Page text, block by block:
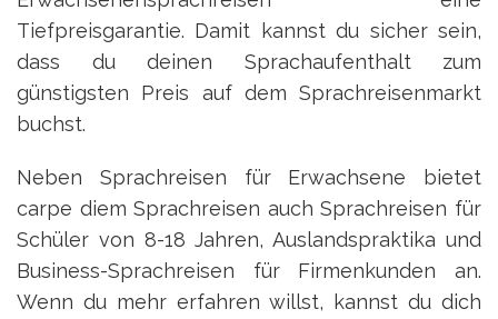
Tiefpreisgarantie. Damit kannst du sicher sein,
dass du deinen Sprachaufenthalt zum
günstigsten Preis auf dem Sprachreisenmarkt
buchst.
Neben Sprachreisen für Erwachsene bietet
carpe diem Sprachreisen auch Sprachreisen für
Schüler von 8-18 Jahren, Auslandspraktika und
Business-Sprachreisen für Firmenkunden an.
Wenn du mehr erfahren willst, kannst du dich